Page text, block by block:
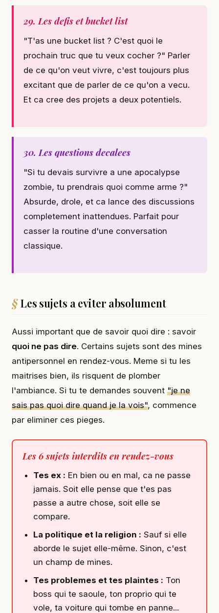
29. Les defis et bucket list
"T'as une bucket list ? C'est quoi le
prochain truc que tu veux cocher ?" Parler
de ce qu'on veut vivre, c'est toujours plus
excitant que de parler de ce qu'on a vecu.
Et ca cree des projets a deux potentiels.
30. Les questions decalees
"Si tu devais survivre a une apocalypse
zombie, tu prendrais quoi comme arme ?"
Absurde, drole, et ca lance des discussions
completement inattendues. Parfait pour
casser la routine d'une conversation
classique.
Les sujets a eviter absolument
Aussi important que de savoir quoi dire : savoir
quoi ne pas dire. Certains sujets sont des mines
antipersonnel en rendez-vous. Meme si tu les
maitrises bien, ils risquent de plomber
l'ambiance. Si tu te demandes souvent "je ne
sais pas quoi dire quand je la vois", commence
par eliminer ces pieges.
Les 6 sujets interdits en rendez-vous
Tes ex : En bien ou en mal, ca ne passe
jamais. Soit elle pense que t'es pas
passe a autre chose, soit elle se
compare.
La politique et la religion : Sauf si elle
aborde le sujet elle-même. Sinon, c'est
un champ de mines.
Tes problemes et tes plaintes : Ton
boss qui te saoule, ton proprio qui te
vole, ta voiture qui tombe en panne...